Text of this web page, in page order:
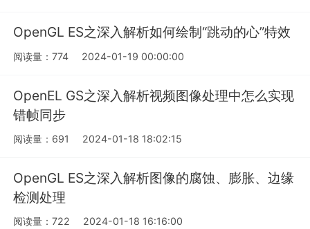
OpenGL ES之深入解析如何绘制“跳动的心”特效
阅读量：774 2024-01-19 00:00:00
OpenEL GS之深入解析视频图像处理中怎么实现
错帧同步
阅读量：691 2024-01-18 18:02:15
OpenGL ES之深入解析图像的腐蚀、膨胀、边缘
检测处理
阅读量：722 2024-01-18 16:16:00